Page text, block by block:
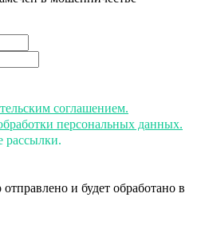
соглашением.
персональных данных.
рассылки.
и будет обработано в